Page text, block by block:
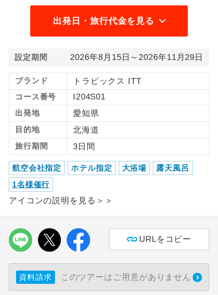
出発日・旅行代金を見る
設定期間 2026年8月15日～2026年11月29日
ブランド トラピックス ITT
コース番号 I204S01
出発地 愛知県
目的地 北海道
旅行期間 3日間
航空会社指定 ホテル指定 大浴場 露天風呂
1名様催行
アイコンの説明を見る＞＞
URLをコピー
資料請求 このツアーはご用意がありません
1名様催行
1名様から出発可能な個人型プランで
す。
2名様催行
2名様から出発可能な個人型プランで
加限定
スです。
1名様1室同代
金
コースです。
ご夫婦限定
ご夫婦限定でご参加いただけるコースで
す。
女性限定
女性限定でご参加いただけるコースで
す。
年齢制限あり
ご参加にあたり年齢に制限があるコース
です。
航空会社指定
利用航空会社が指定なので、ご出発の計
画にとても便利です。
おひとり様バ
おひとり様でバス席を2席利⽤できま